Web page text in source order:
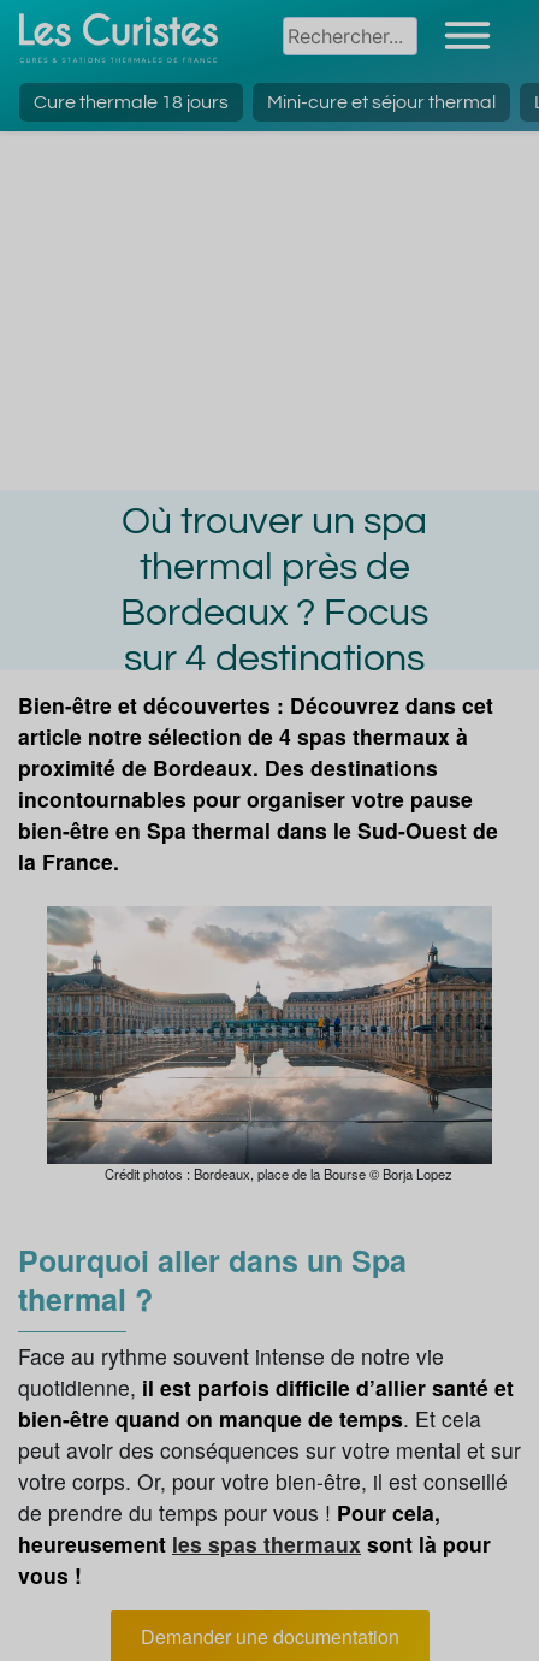
Cure thermale 18 jours Mini-cure et séjour thermal
Où trouver un spa
thermal près de
Bordeaux ? Focus
sur 4 destinations
à découvrir pour
une pause
thermale dans le
Sud-Ouest de la
Article publié par Anne-Claire Hoeffler
17/10/2023
Aquitaine Barbotan-les-Thermes
Casteljaloux
Jonzac
Saujon
Demander une documentation
Bien-être et découvertes : Découvrez dans cet
article notre sélection de 4 spas thermaux à
proximité de Bordeaux. Des destinations
incontournables pour organiser votre pause
bien-être en Spa thermal dans le Sud-Ouest de
la France.
Crédit photos : Bordeaux, place de la Bourse © Borja Lopez
Pourquoi aller dans un Spa
thermal ?
Face au rythme souvent intense de notre vie
quotidienne, il est parfois difficile d’allier santé et
bien-être quand on manque de temps. Et cela
peut avoir des conséquences sur votre mental et sur
votre corps. Or, pour votre bien-être, il est conseillé
de prendre du temps pour vous ! Pour cela,
heureusement les spas thermaux sont là pour
vous !
Demander une documentation